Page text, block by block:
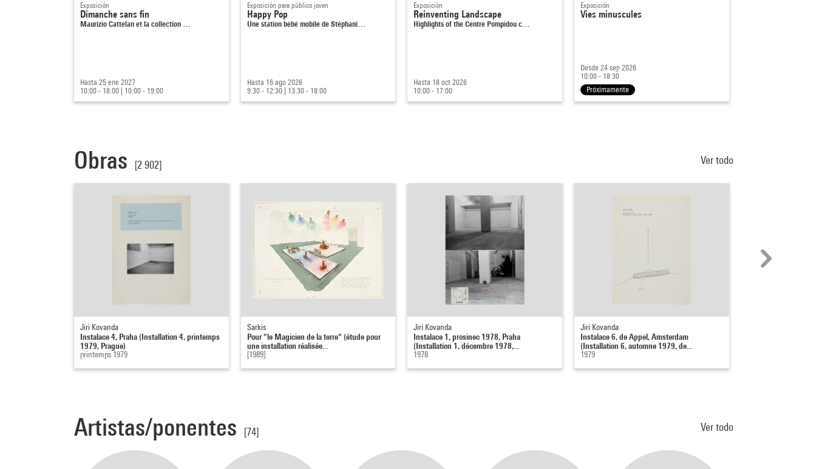
Exposición
Dimanche sans fin
Maurizio Cattelan et la collection …
Hasta 25 ene 2027
10:00 - 18:00
10:00 - 19:00
Exposición para público joven
Happy Pop
Une station bébé mobile de Stéphani…
Hasta 16 ago 2026
9:30 - 12:30| 13:30 - 18:00
Exposición
Reinventing Landscape
Highlights of the Centre Pompidou c…
Hasta 18 oct 2026
10:00 - 17:00
Exposición
Vies minuscules
Desde 24 sep 2026
10:00 - 18:30
Próximamente
Obras [2 902] Ver todo
Jiri Kovanda
Instalace 4, Praha (Installation 4, printemps
1979, Prague)
printemps 1979
Sarkis
Pour "le Magicien de la terre" (étude pour
une installation réalisée...
[1989]
Jiri Kovanda
Instalace 1, prosinec 1978, Praha
(Installation 1, décembre 1978,...
1978
Jiri Kovanda
Instalace 6, de Appel, Amsterdam
(Installation 6, automne 1979, de...
1979
Artistas/ponentes [74] Ver todo